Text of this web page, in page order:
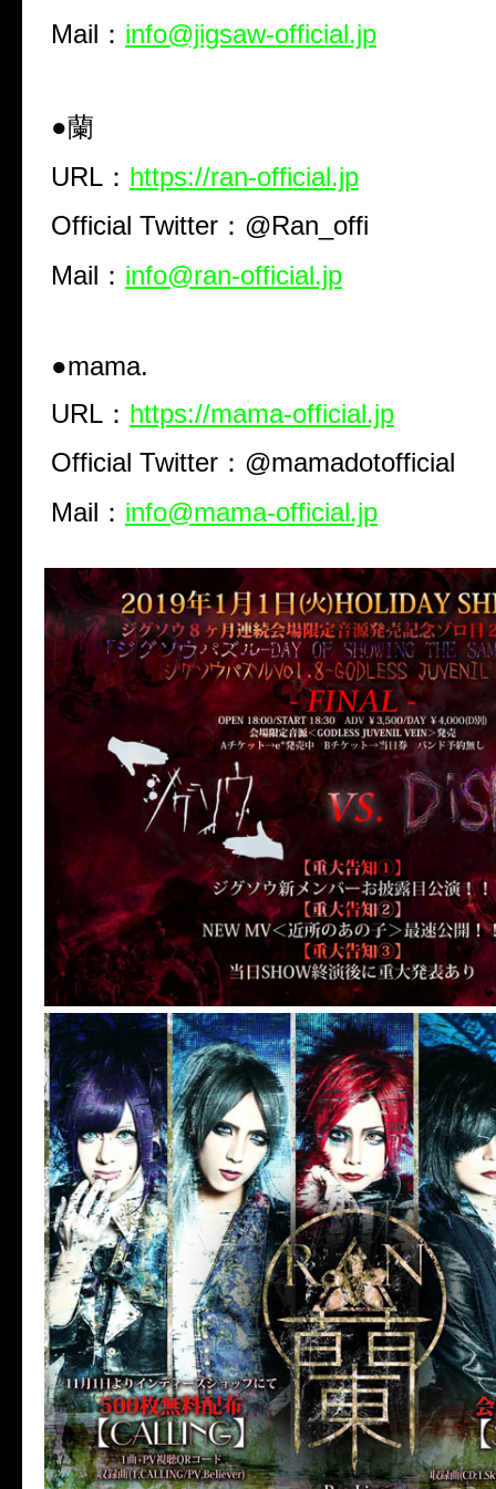
Mail： info@jigsaw-official.jp
●蘭
URL： https://ran-official.jp
Official Twitter：@Ran_offi
Mail： info@ran-official.jp
●mama.
URL： https://mama-official.jp
Official Twitter：@mamadotofficial
Mail： info@mama-official.jp